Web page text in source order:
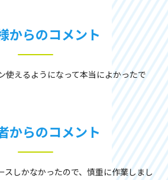
からのコメント
使えるようになって本当によかったで
からのコメント
スしかなかったので、慎重に作業しまし